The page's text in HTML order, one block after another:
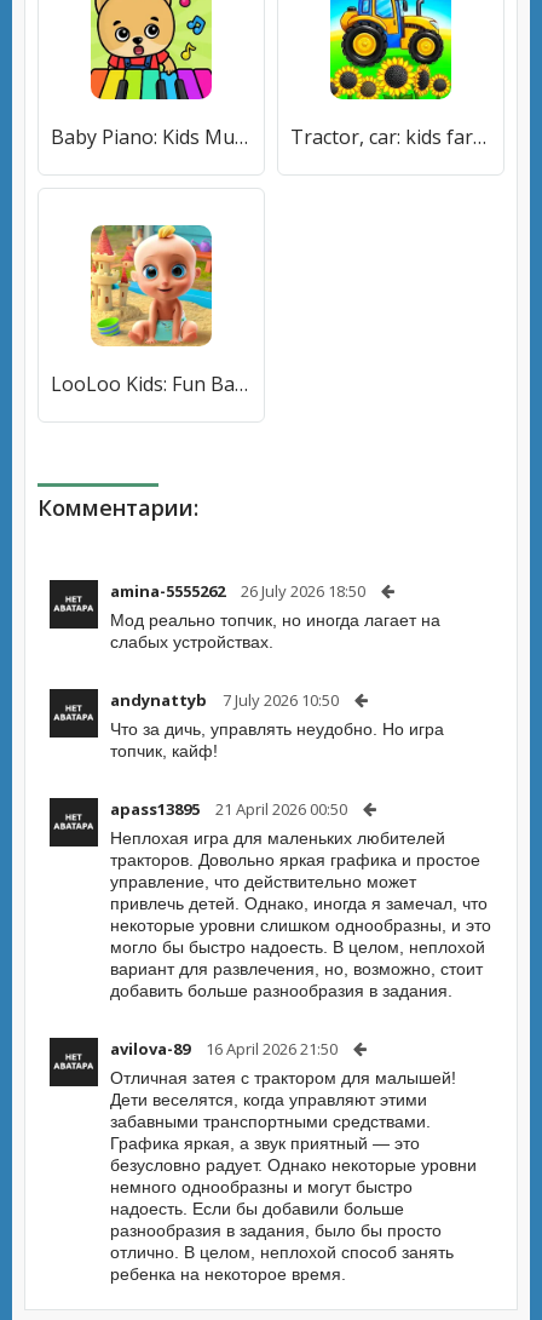
Baby Piano: Kids Music Games [МОД Unlocked] APK Android Tractor, car: kids farm games [МОД Все открыто] APK Android
LooLoo Kids: Fun Baby Games! [МОД Меню] APK Android
Комментарии:
amina-5555262 26 July 2026 18:50
Мод реально топчик, но иногда лагает на
слабых устройствах.
andynattyb 7 July 2026 10:50
Что за дичь, управлять неудобно. Но игра
топчик, кайф!
apass13895 21 April 2026 00:50
Неплохая игра для маленьких любителей
тракторов. Довольно яркая графика и простое
управление, что действительно может
привлечь детей. Однако, иногда я замечал, что
некоторые уровни слишком однообразны, и это
могло бы быстро надоесть. В целом, неплохой
вариант для развлечения, но, возможно, стоит
добавить больше разнообразия в задания.
avilova-89 16 April 2026 21:50
Отличная затея с трактором для малышей!
Дети веселятся, когда управляют этими
забавными транспортными средствами.
Графика яркая, а звук приятный — это
безусловно радует. Однако некоторые уровни
немного однообразны и могут быстро
надоесть. Если бы добавили больше
разнообразия в задания, было бы просто
отлично. В целом, неплохой способ занять
ребенка на некоторое время.